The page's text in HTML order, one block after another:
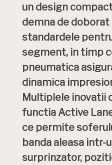
un design
demna de
standardele
segment, in timp
pneumatica
dinamica
Multiplele inovatii
functia Active
ce permite
banda aleasa intr-
surprinzator,